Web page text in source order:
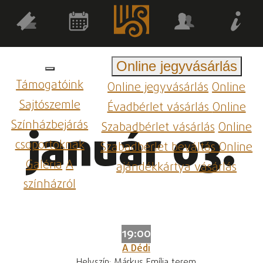
Támogatóink
Sajtószemle
Színházbejárás
csoportoknak
GalériaA
színházról
Online jegyvásárlás
Online jegyvásárlásOnline
Évadbérlet vásárlásOnline
Szabadbérlet vásárlásOnline
Szabadbérlet beváltásOnline
ajándékkártya vásárlás
január 03.
19:00
A Dédi